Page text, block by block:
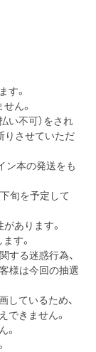
す。
ん。
い不可）をされ
りさせていただ
ン本の発送をも
旬を予定して
あります。
す。
する迷惑行為、
様は今回の抽選
しているため、
できません。
。